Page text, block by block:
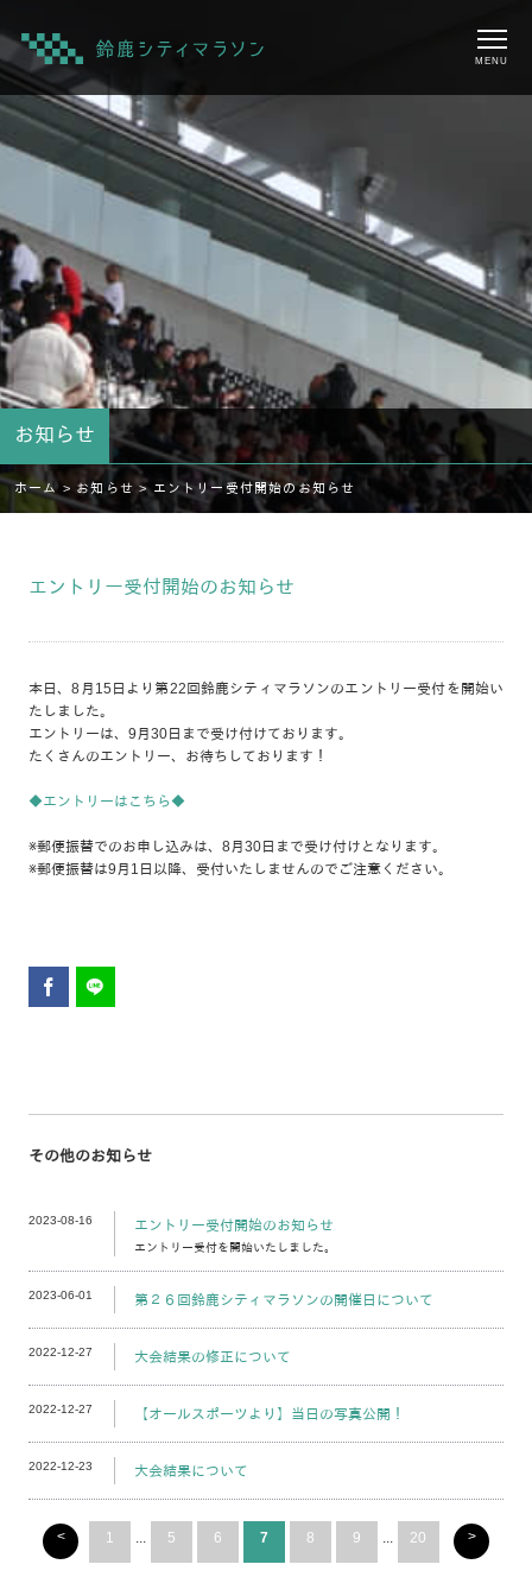
MENU
お知らせ
ホーム > お知らせ > エントリー受付開始のお知らせ
エントリー受付開始のお知らせ
本日、8月15日より第22回鈴鹿シティマラソンのエントリー受付を開始い
たしました。
エントリーは、9月30日まで受け付けております。
たくさんのエントリー、お待ちしております！
◆エントリーはこちら◆
※郵便振替でのお申し込みは、8月30日まで受け付けとなります。
※郵便振替は9月1日以降、受付いたしませんのでご注意ください。
その他のお知らせ
2023-08-16 エントリー受付開始のお知らせ
エントリー受付を開始いたしました。
2023-06-01 第２６回鈴鹿シティマラソンの開催日について
2022-12-27 大会結果の修正について
2022-12-27 【オールスポーツより】当日の写真公開！
2022-12-23 大会結果について
< 1 ... 5 6 7 8 9 ... 20 >